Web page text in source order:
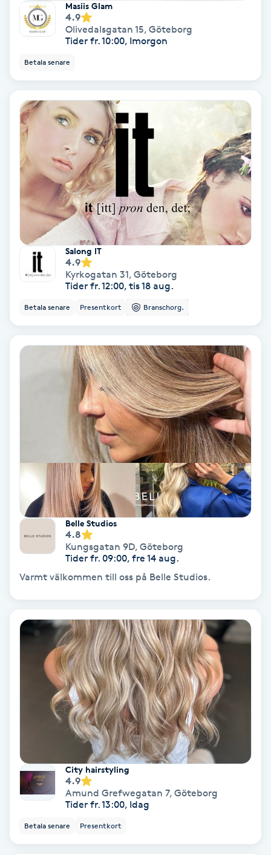
Spa-manikyr
Stylist
Sugaring
Svensk massage
Svettbehandling
Tuina-massage
Tandblekning
Tatueringsborttagning
Terapi
Thaimassage
Toning
Torrborstning
Triggerpunktsmassage
Trådning
Vaccination
Masiis Glam
4.9
Olivedalsgatan 15, Göteborg
Tider fr. 10:00, Imorgon
Betala senare
Salong IT
4.9
Kyrkogatan 31, Göteborg
Tider fr. 12:00, tis 18 aug.
Betala senare Presentkort Branschorg.
Belle Studios
4.8
Kungsgatan 9D, Göteborg
Tider fr. 09:00, fre 14 aug.
Varmt välkommen till oss på Belle Studios.
City hairstyling
4.9
Amund Grefwegatan 7, Göteborg
Tider fr. 13:00, Idag
Betala senare Presentkort